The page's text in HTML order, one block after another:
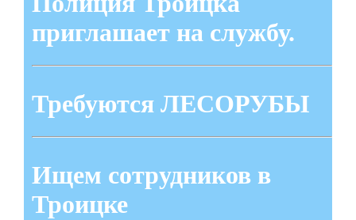
приглашает на службу.
Требуются ЛЕСОРУБЫ
Ищем сотрудников в
Троицке